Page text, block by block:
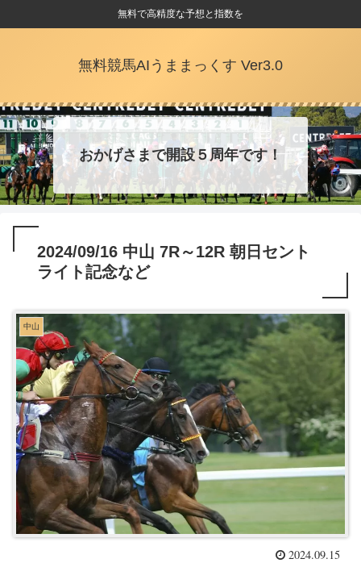
無料で高精度な予想と指数を
無料競馬AIうままっくす Ver3.0
おかげさまで開設５周年です！
2024/09/16 中山 7R～12R 朝日セント
ライト記念など
中山
2024.09.15